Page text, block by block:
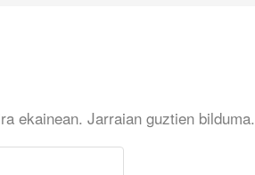
ekainean. Jarraian guztien bilduma.